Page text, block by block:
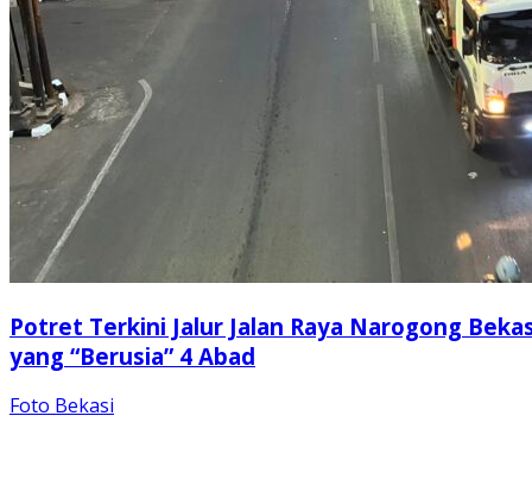
Potret Terkini Jalur Jalan Raya Narogong
yang “Berusia” 4 Abad
Foto Bekasi